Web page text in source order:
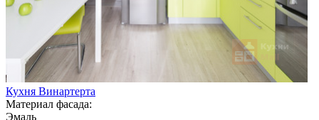
Кухня Винартерта
Материал фасада:
Эмаль